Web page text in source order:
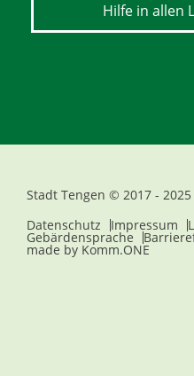
Hilfe in allen
Stadt Tengen © 2017 - 2025
Datenschutz
Impressum
Gebärdensprache
made by Komm.ONE